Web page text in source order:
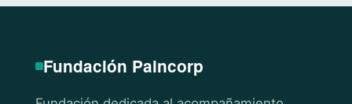
Fundación Paincorp